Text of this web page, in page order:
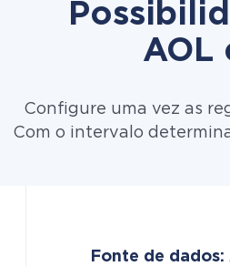
AOL
Configure uma vez as
Com o intervalo
Fonte de dados: